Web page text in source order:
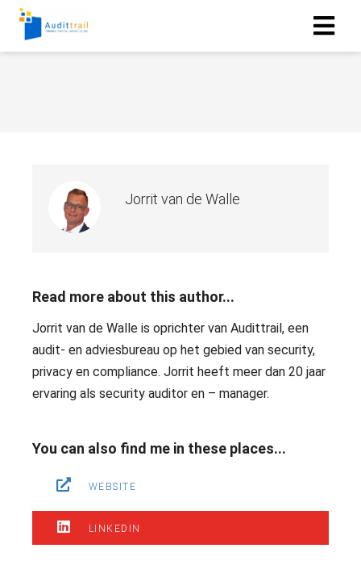
Jorrit van de Walle
Read more about this author...
Jorrit van de Walle is oprichter van Audittrail, een
audit- en adviesbureau op het gebied van security,
privacy en compliance. Jorrit heeft meer dan 20 jaar
ervaring als security auditor en – manager.
You can also find me in these places...
WEBSITE
LINKEDIN